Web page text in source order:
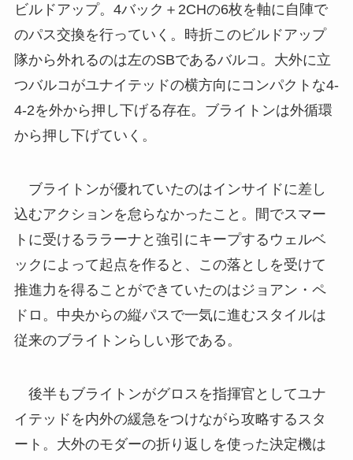
ビルドアップ。4バック＋2CHの6枚を軸に自陣で
のパス交換を行っていく。時折このビルドアップ
隊から外れるのは左のSBであるバルコ。大外に立
つバルコがユナイテッドの横方向にコンパクトな4-
4-2を外から押し下げる存在。ブライトンは外循環
から押し下げていく。
ブライトンが優れていたのはインサイドに差し
込むアクションを怠らなかったこと。間でスマー
トに受けるララーナと強引にキープするウェルベ
ックによって起点を作ると、この落としを受けて
推進力を得ることができていたのはジョアン・ペ
ドロ。中央からの縦パスで一気に進むスタイルは
従来のブライトンらしい形である。
後半もブライトンがグロスを指揮官としてユナ
イテッドを内外の緩急をつけながら攻略するスタ
ート。大外のモダーの折り返しを使った決定機は